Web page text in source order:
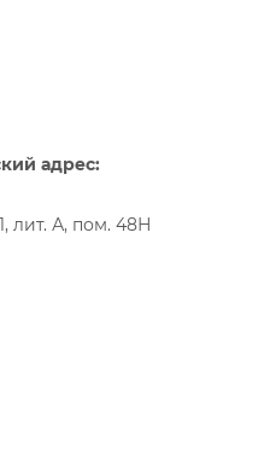
адрес:
лит. А, пом. 48Н